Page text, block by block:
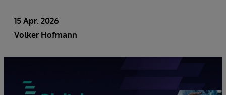
15 Apr. 2026
Volker Hofmann